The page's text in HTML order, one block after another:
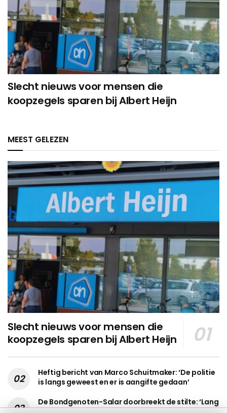
Slecht nieuws voor mensen die
koopzegels sparen bij Albert Heijn
MEEST GELEZEN
Slecht nieuws voor mensen die
koopzegels sparen bij Albert Heijn
Heftig bericht van Marco Schuitmaker: ‘De politie
is langs geweest en er is aangifte gedaan’
De Bondgenoten-Salar doorbreekt de stilte: ‘Lang